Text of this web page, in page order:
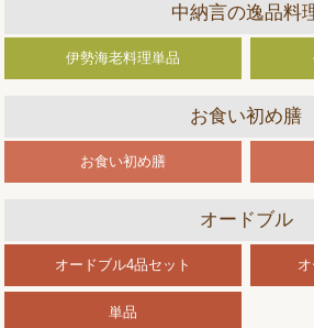
中納言の逸品料
伊勢海老料理単品
お食い初め膳
お食い初め膳
オードブル
オードブル4品セット
単品